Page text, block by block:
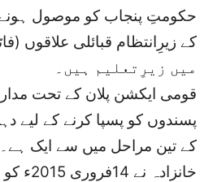
حکومتِ پنجاب کو موصول ہونے
میں زیرِتعلیم ہیں۔
قومی ایکشن پلان کے تحت
پسندوں کو پسپا کرنے کے
کے تین مراحل میں سے ایک